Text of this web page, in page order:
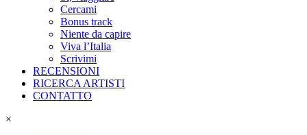
Cercami
Bonus track
Niente da capire
Viva l’Italia
Scrivimi
RECENSIONI
RICERCA ARTISTI
CONTATTO
×